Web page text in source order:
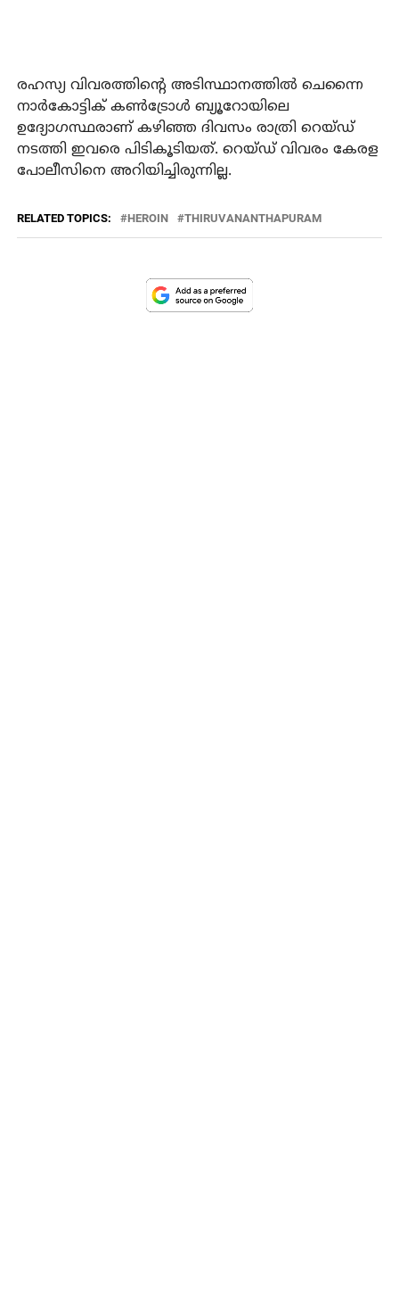
രഹസ്യ വിവരത്തിന്റെ അടിസ്ഥാനത്തില്‍ ചെന്നൈ
നാര്‍കോട്ടിക് കണ്‍ട്രോള്‍ ബ്യൂറോയിലെ
ഉദ്യോഗസ്ഥരാണ് കഴിഞ്ഞ ദിവസം രാത്രി റെയ്ഡ്
നടത്തി ഇവരെ പിടികൂടിയത്. റെയ്ഡ് വിവരം കേരള
പോലീസിനെ അറിയിച്ചിരുന്നില്ല.
RELATED TOPICS: HEROIN THIRUVANANTHAPURAM